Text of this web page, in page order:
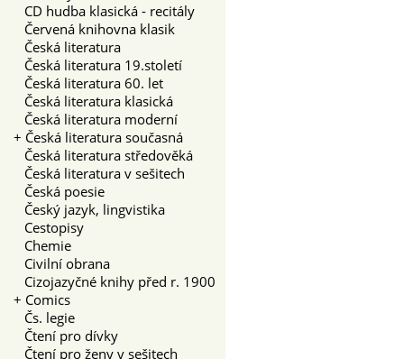
CD hudba klasická - recitály
Červená knihovna klasik
Česká literatura
Česká literatura 19.století
Česká literatura 60. let
Česká literatura klasická
Česká literatura moderní
+ Česká literatura současná
Česká literatura středověká
Česká literatura v sešitech
Česká poesie
Český jazyk, lingvistika
Cestopisy
Chemie
Civilní obrana
Cizojazyčné knihy před r. 1900
+ Comics
Čs. legie
Čtení pro dívky
Čtení pro ženy v sešitech